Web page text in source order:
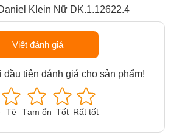
Klein Nữ DK.1.12622.4
Viết đánh giá
tiên đánh giá cho sản phẩm!
Tệ Tạm ổn Tốt Rất tốt